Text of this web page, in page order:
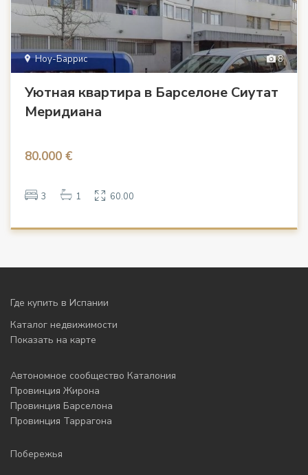
8
Ноу-Баррис
Уютная квартира в Барселоне Сиутат
Меридиана
80.000 €
3 1 60.00
Где купить в Испании
Каталог недвижимости
Показать на карте
Автономное сообщество Каталония
Провинция Жирона
Провинция Барселона
Провинция Таррагона
Побережья